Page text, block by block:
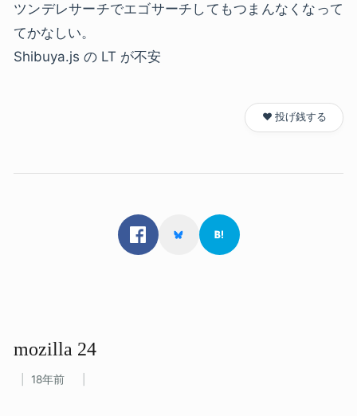
ツンデレサーチでエゴサーチしてもつまんなくなって
てかなしい。
Shibuya.js の LT が不安
❤️ 投げ銭する
mozilla 24
18年前